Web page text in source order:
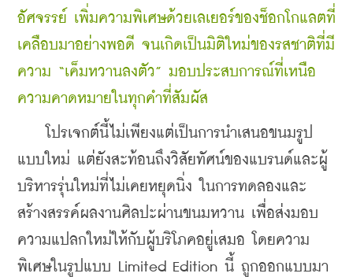
อัศจรรย์ เพิ่มความพิเศษด้วยเลเยอร์ของช็อกโกแลตที่
เคลือบมาอย่างพอดี จนเกิดเป็นมิติใหม่ของรสชาติที่มี
ความ “เค็มหวานลงตัว” มอบประสบการณ์ที่เหนือ
ความคาดหมายในทุกคำที่สัมผัส
โปรเจกต์นี้ไม่เพียงแต่เป็นการนำเสนอขนมรูป
แบบใหม่ แต่ยังสะท้อนถึงวิสัยทัศน์ของแบรนด์และผู้
บริหารรุ่นใหม่ที่ไม่เคยหยุดนิ่ง ในการทดลองและ
สร้างสรรค์ผลงานศิลปะผ่านขนมหวาน เพื่อส่งมอบ
ความแปลกใหม่ให้กับผู้บริโภคอยู่เสมอ โดยความ
พิเศษในรูปแบบ Limited Edition นี้ ถูกออกแบบมา